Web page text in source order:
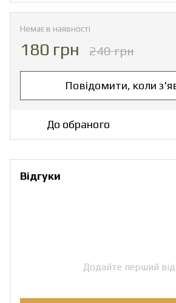
Немає в наявності
180 грн 240 грн
Повідомити, коли
До обраного
Відгуки
Додайте перший